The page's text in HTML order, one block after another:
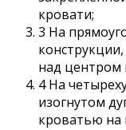
кровати;
3 На
над центром
4 На
изогнутом
кроватью на